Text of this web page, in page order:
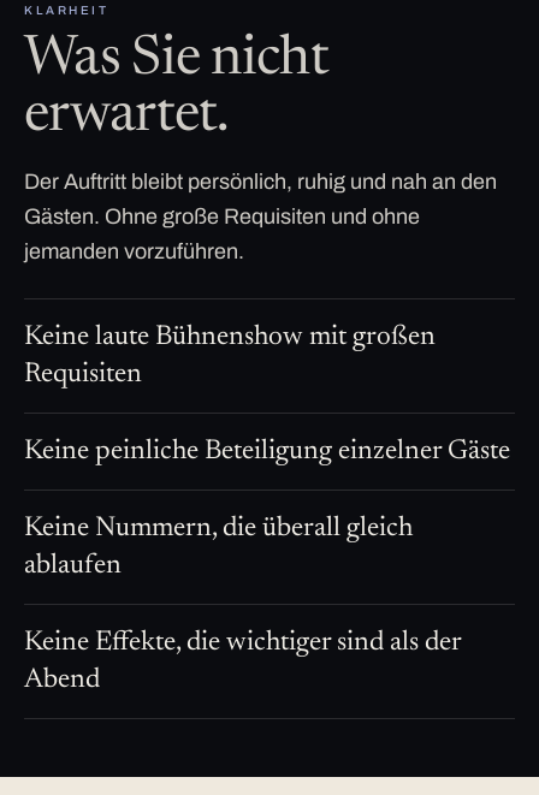
KLARHEIT
Was Sie nicht
erwartet.
Der Auftritt bleibt persönlich, ruhig und nah an den
Gästen. Ohne große Requisiten und ohne
jemanden vorzuführen.
Keine laute Bühnenshow mit großen
Requisiten
Keine peinliche Beteiligung einzelner Gäste
Keine Nummern, die überall gleich
ablaufen
Keine Effekte, die wichtiger sind als der
Abend